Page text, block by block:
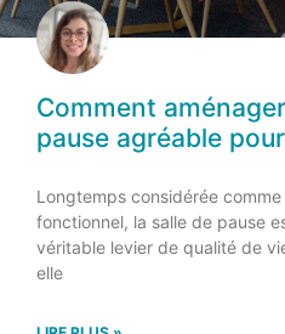
Comment
pause agréable
Longtemps considérée
fonctionnel, la salle de pause
véritable levier de qualité de
elle